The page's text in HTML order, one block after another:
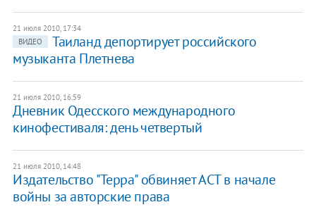
21 июля 2010, 17:34
ВИДЕО
Таиланд депортирует российского
музыканта Плетнева
21 июля 2010, 16:59
Дневник Одесского международного
кинофестиваля: день четвертый
21 июля 2010, 14:48
Издательство "Терра" обвиняет АСТ в начале
войны за авторские права